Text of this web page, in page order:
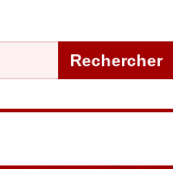
Rechercher